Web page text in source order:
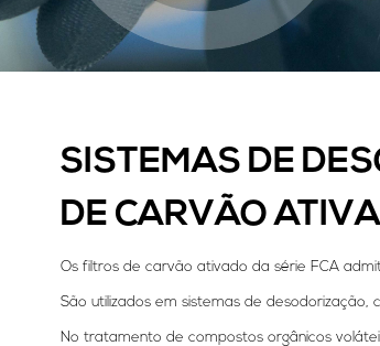
SISTEMAS DE
DE CARVÃO
Os filtros de carvão ativado da série FCA
São utilizados em sistemas de
No tratamento de compostos orgânicos